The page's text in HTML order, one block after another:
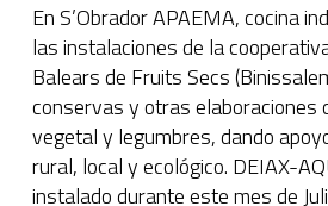
En S’Obrador APAEMA, cocina
las instalaciones de la
Balears de Fruits Secs
conservas y otras elaboraciones
vegetal y legumbres, dando
rural, local y ecológico. DEIAX-
instalado durante este mes de